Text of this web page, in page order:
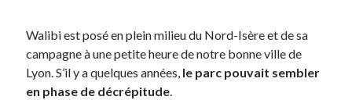
Walibi est posé en plein milieu du Nord-Isère et de sa
campagne à une petite heure de notre bonne ville de
Lyon. S’il y a quelques années, le parc pouvait sembler
en phase de décrépitude.